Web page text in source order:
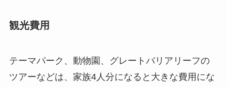
観光費用
テーマパーク、動物園、グレートバリアリーフの
ツアーなどは、家族4人分になると大きな費用にな